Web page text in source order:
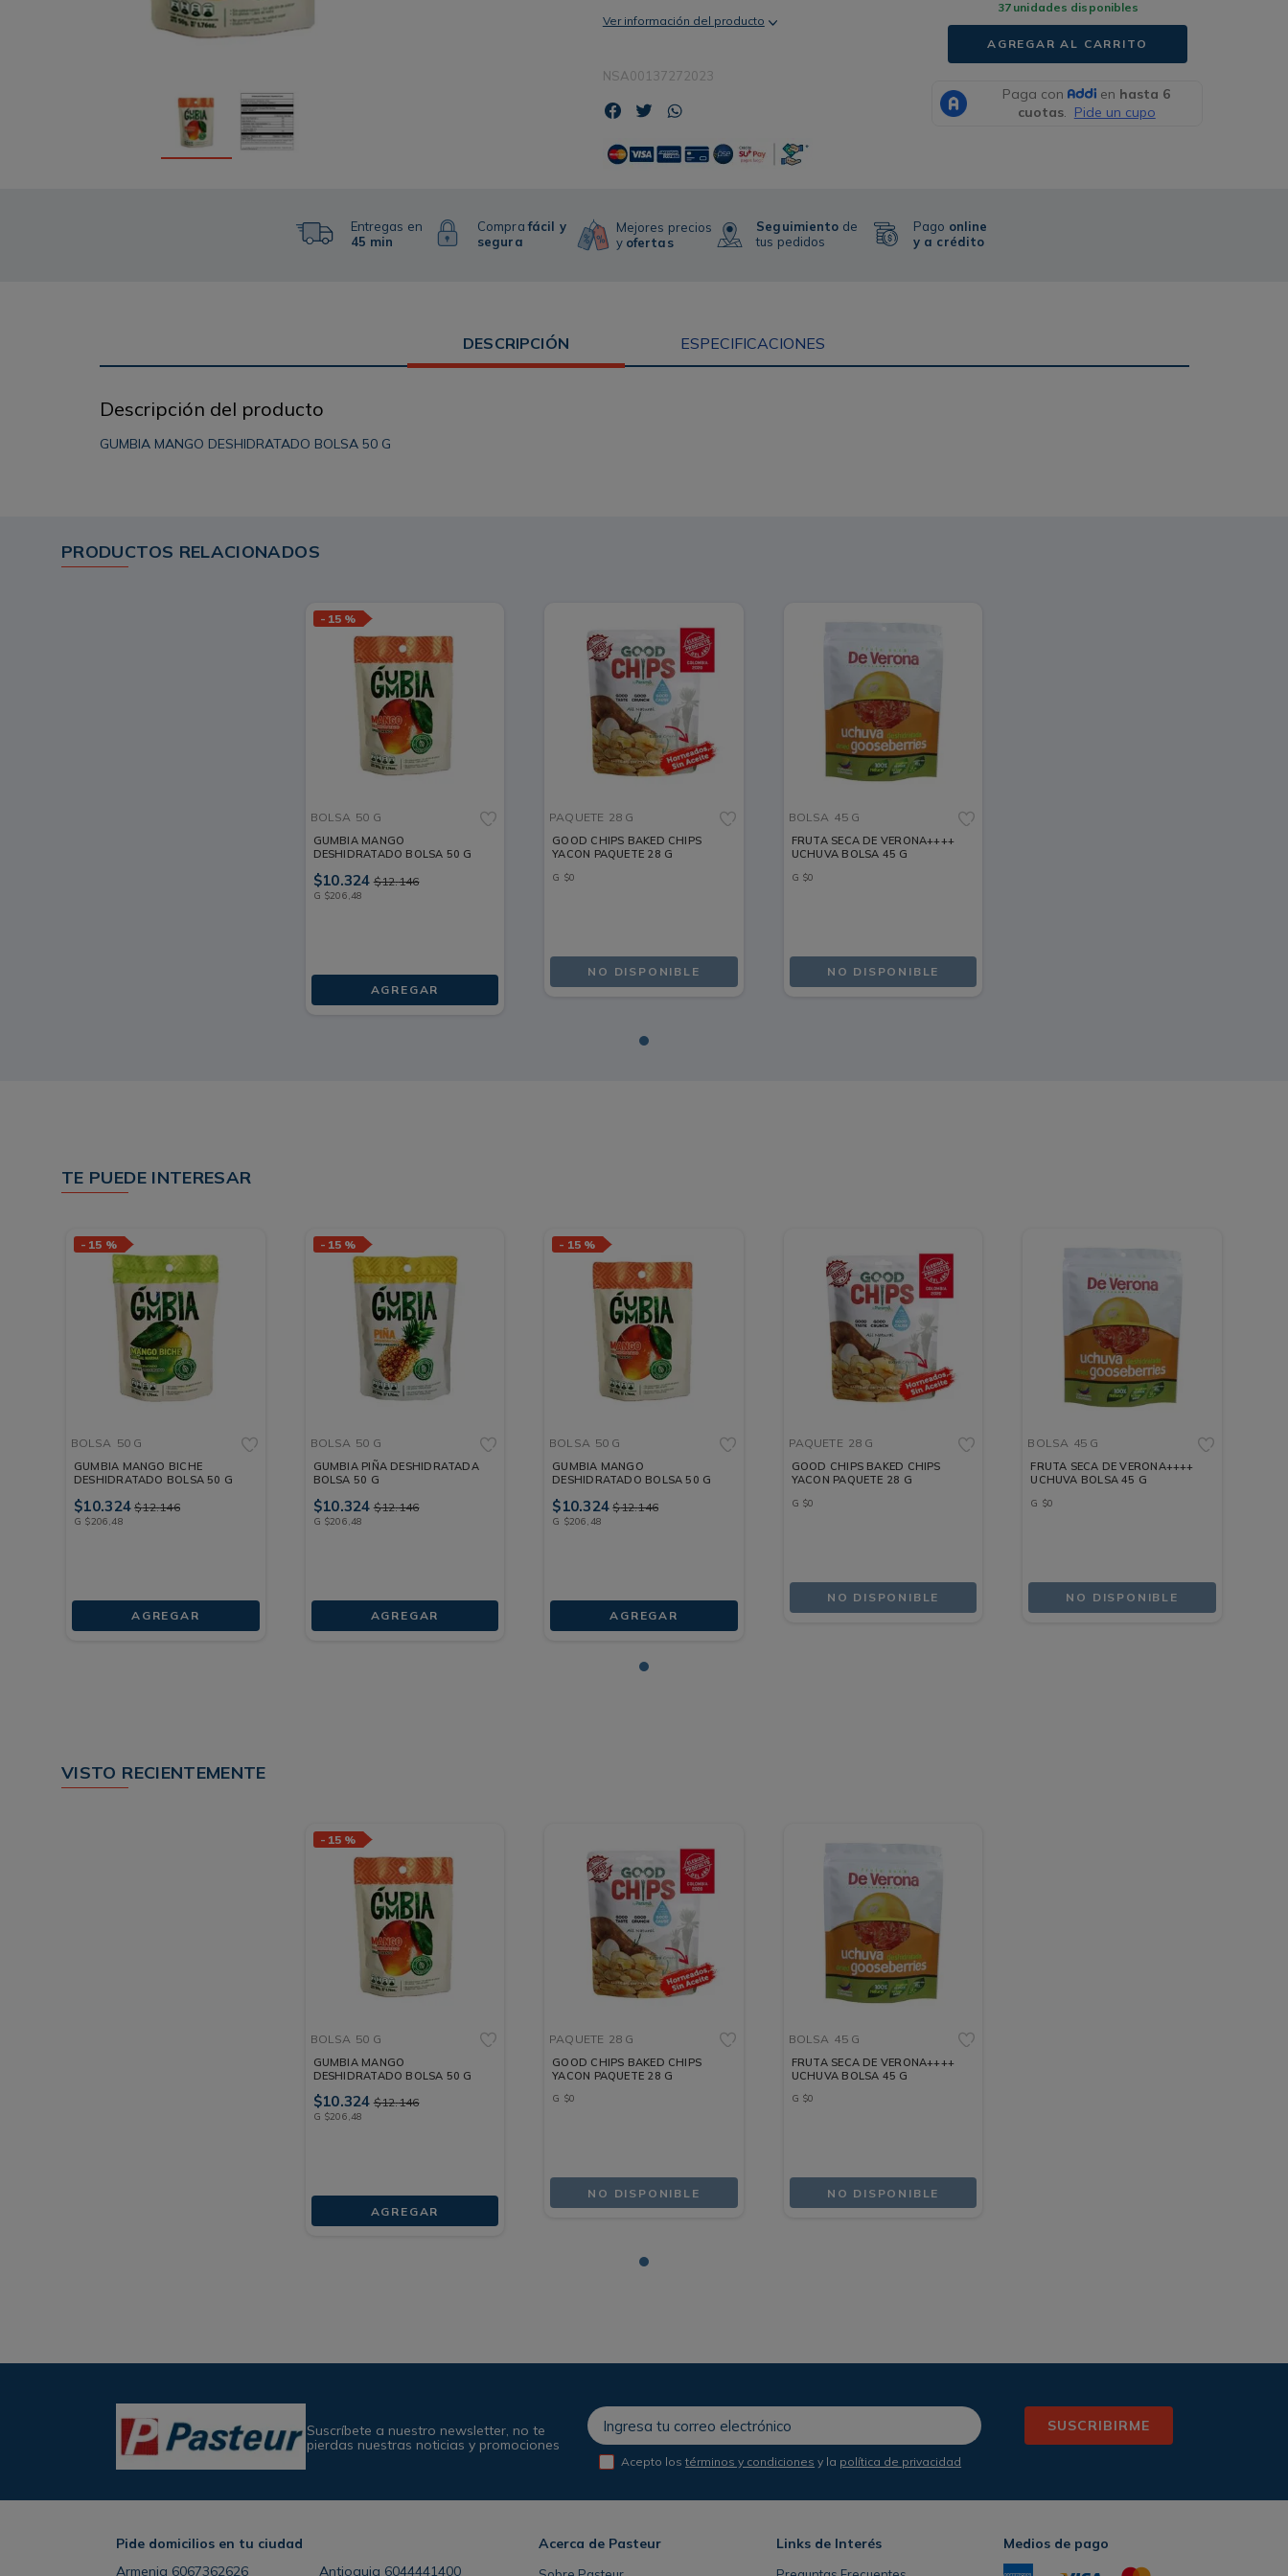
Ver información del producto
NSA00137272023
37 unidades disponibles
AGREGAR AL CARRITO
Entregas en
45 min
Comprafácil y
segura
Mejores precios
y ofertas
Seguimiento de
tus pedidos
Pago online
y a crédito
DESCRIPCIÓN ESPECIFICACIONES
Descripción del producto
GUMBIA MANGO DESHIDRATADO BOLSA 50 G
PRODUCTOS RELACIONADOS
- 15 %
BOLSA 50 G
GUMBIA MANGO
DESHIDRATADO BOLSA 50 G
$10.324 $12.146
G $206,48
AGREGAR
PAQUETE 28 G
GOOD CHIPS BAKED CHIPS
YACON PAQUETE 28 G
G $0
NO DISPONIBLE
BOLSA 45 G
FRUTA SECA DE VERONA++++
UCHUVA BOLSA 45 G
G $0
NO DISPONIBLE
TE PUEDE INTERESAR
- 15 %
BOLSA 50 G
GUMBIA MANGO BICHE
DESHIDRATADO BOLSA 50 G
$10.324 $12.146
G $206,48
AGREGAR
- 15 %
BOLSA 50 G
GUMBIA PIÑA DESHIDRATADA
BOLSA 50 G
$10.324 $12.146
G $206,48
AGREGAR
- 15 %
BOLSA 50 G
GUMBIA MANGO
DESHIDRATADO BOLSA 50 G
$10.324 $12.146
G $206,48
AGREGAR
PAQUETE 28 G
GOOD CHIPS BAKED CHIPS
YACON PAQUETE 28 G
G $0
NO DISPONIBLE
BOLSA 45 G
FRUTA SECA DE VERONA++++
UCHUVA BOLSA 45 G
G $0
NO DISPONIBLE
VISTO RECIENTEMENTE
- 15 %
BOLSA 50 G
GUMBIA MANGO
DESHIDRATADO BOLSA 50 G
$10.324 $12.146
G $206,48
AGREGAR
PAQUETE 28 G
GOOD CHIPS BAKED CHIPS
YACON PAQUETE 28 G
G $0
NO DISPONIBLE
BOLSA 45 G
FRUTA SECA DE VERONA++++
UCHUVA BOLSA 45 G
G $0
NO DISPONIBLE
Suscríbete a nuestro newsletter, no te
pierdas nuestras noticias y promociones
SUSCRIBIRME
Acepto lostérminos y condiciones y la política de privacidad
Pide domicilios en tu ciudad
Armenia 6067362626 Antioquia 6044441400
Acerca de Pasteur Links de Interés Medios de pago